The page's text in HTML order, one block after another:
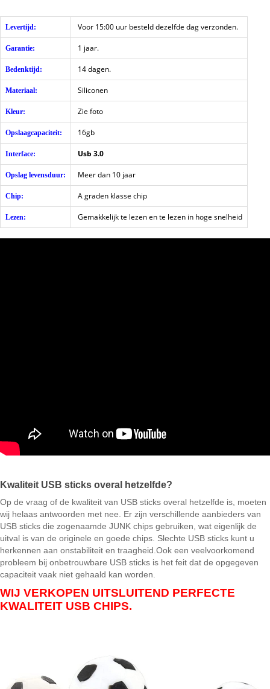
Levertijd: Voor 15:00 uur besteld dezelfde dag verzonden.
Garantie: 1 jaar.
Bedenktijd: 14 dagen.
Materiaal: Siliconen
Kleur: Zie foto
Opslaagcapaciteit: 16gb
Interface: Usb 3.0
Opslag levensduur: Meer dan 10 jaar
Chip: A graden klasse chip
Lezen: Gemakkelijk te lezen en te lezen in hoge snelheid
Kwaliteit USB sticks overal hetzelfde?
Op de vraag of de kwaliteit van USB sticks overal hetzelfde is, moeten
wij helaas antwoorden met nee. Er zijn verschillende aanbieders van
USB sticks die zogenaamde JUNK chips gebruiken, wat eigenlijk de
uitval is van de originele en goede chips. Slechte USB sticks kunt u
herkennen aan onstabiliteit en traagheid.Ook een veelvoorkomend
probleem bij onbetrouwbare USB sticks is het feit dat de opgegeven
capaciteit vaak niet gehaald kan worden.
WIJ VERKOPEN UITSLUITEND PERFECTE
KWALITEIT USB CHIPS.